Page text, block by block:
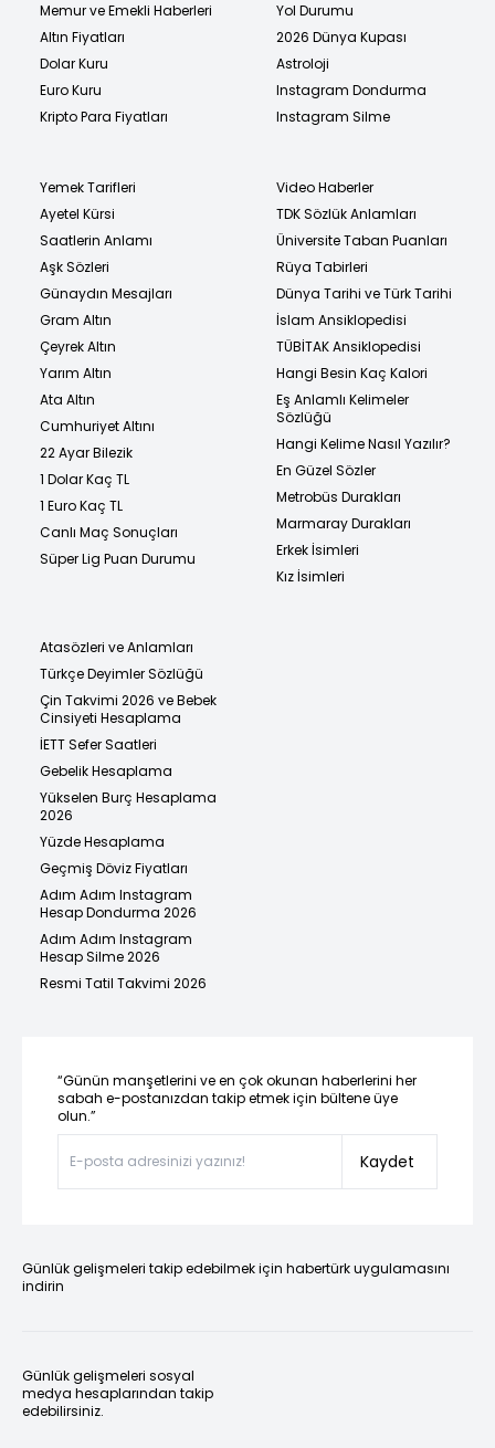
Memur ve Emekli Haberleri
Altın Fiyatları
Dolar Kuru
Euro Kuru
Kripto Para Fiyatları
Yol Durumu
2026 Dünya Kupası
Astroloji
Instagram Dondurma
Instagram Silme
Yemek Tarifleri
Ayetel Kürsi
Saatlerin Anlamı
Aşk Sözleri
Günaydın Mesajları
Gram Altın
Çeyrek Altın
Yarım Altın
Ata Altın
Cumhuriyet Altını
22 Ayar Bilezik
1 Dolar Kaç TL
1 Euro Kaç TL
Canlı Maç Sonuçları
Süper Lig Puan Durumu
Video Haberler
TDK Sözlük Anlamları
Üniversite Taban Puanları
Rüya Tabirleri
Dünya Tarihi ve Türk Tarihi
İslam Ansiklopedisi
TÜBİTAK Ansiklopedisi
Hangi Besin Kaç Kalori
Eş Anlamlı Kelimeler
Sözlüğü
Hangi Kelime Nasıl Yazılır?
En Güzel Sözler
Metrobüs Durakları
Marmaray Durakları
Erkek İsimleri
Kız İsimleri
Atasözleri ve Anlamları
Türkçe Deyimler Sözlüğü
Çin Takvimi 2026 ve Bebek
Cinsiyeti Hesaplama
İETT Sefer Saatleri
Gebelik Hesaplama
Yükselen Burç Hesaplama
2026
Yüzde Hesaplama
Geçmiş Döviz Fiyatları
Adım Adım Instagram
Hesap Dondurma 2026
Adım Adım Instagram
Hesap Silme 2026
Resmi Tatil Takvimi 2026
“Günün manşetlerini ve en çok okunan haberlerini her
sabah e-postanızdan takip etmek için bültene üye
olun.”
Kaydet
Günlük gelişmeleri takip edebilmek için habertürk uygulamasını
indirin
Günlük gelişmeleri sosyal
medya hesaplarından takip
edebilirsiniz.